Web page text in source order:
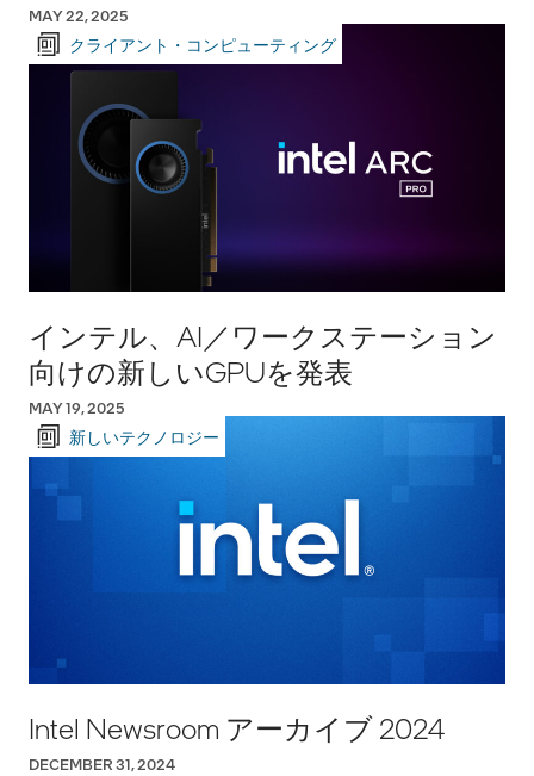
MAY 22, 2025
クライアント・コンピューティング
インテル、AI／ワークステーション
向けの新しいGPUを発表
MAY 19, 2025
新しいテクノロジー
Intel Newsroom アーカイブ 2024
DECEMBER 31, 2024